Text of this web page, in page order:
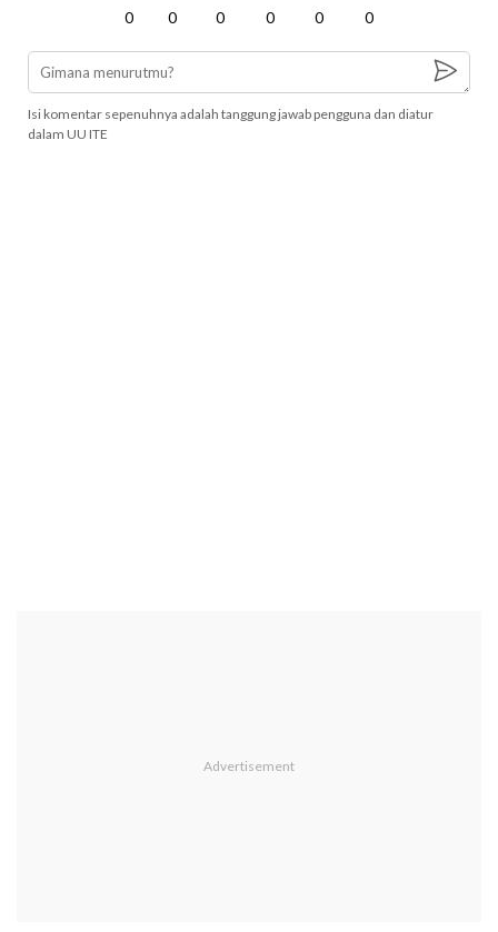
0 0 0 0 0 0
Isi komentar sepenuhnya adalah tanggung jawab pengguna dan diatur
dalam UU ITE